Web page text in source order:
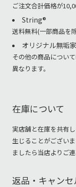
ご注文合計価格が
String®︎
送料無料(一部商品を
オリジナル無垢
その他の商品につい
異なります。
在庫について
実店舗と在庫を共有
生じることがござい
ましたら当店よりご
返品・キャンセ